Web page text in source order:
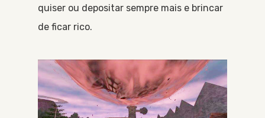
quiser ou depositar sempre mais e brincar
de ficar rico.